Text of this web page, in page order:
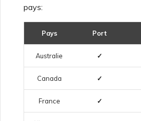
pays:
Pays Port
Australie ✓
Canada ✓
France ✓